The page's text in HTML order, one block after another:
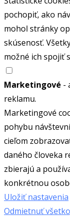
pochopiť, ako
mohol stránky
skúsenosť.
možné ich spojiť
Marketingové -
reklamu.
Marketingové
pohybu
cieľom
daného človeka
zbierajú a
konkrétnou
Uložiť nastavenia
Odmietnuť všetko